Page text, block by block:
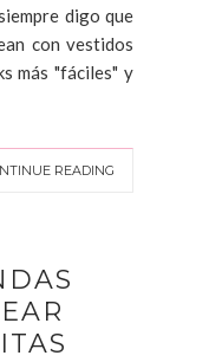
digo que
con vestidos
más "fáciles" y
READING